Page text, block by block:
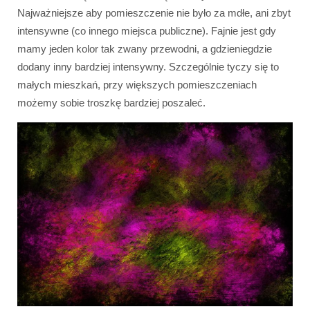
Najważniejsze aby pomieszczenie nie było za mdłe, ani zbyt
intensywne (co innego miejsca publiczne). Fajnie jest gdy
mamy jeden kolor tak zwany przewodni, a gdzieniegdzie
dodany inny bardziej intensywny. Szczególnie tyczy się to
małych mieszkań, przy większych pomieszczeniach
możemy sobie troszkę bardziej poszaleć.